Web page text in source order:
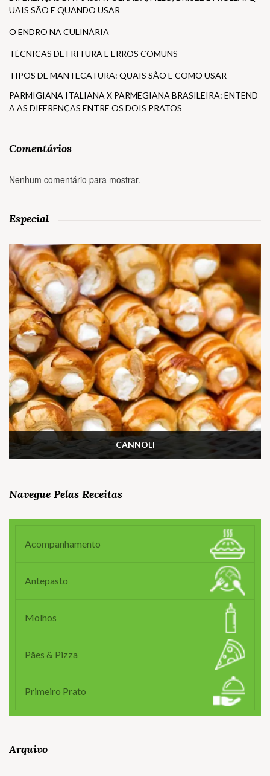
UAIS SÃO E QUANDO USAR
O ENDRO NA CULINÁRIA
TÉCNICAS DE FRITURA E ERROS COMUNS
TIPOS DE MANTECATURA: QUAIS SÃO E COMO USAR
PARMIGIANA ITALIANA X PARMEGIANA BRASILEIRA: ENTEND
A AS DIFERENÇAS ENTRE OS DOIS PRATOS
Comentários
Nenhum comentário para mostrar.
Especial
CANNOLI
Navegue Pelas Receitas
Acompanhamento
Antepasto
Molhos
Pães & Pizza
Primeiro Prato
Arquivo